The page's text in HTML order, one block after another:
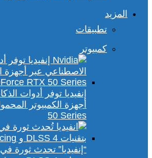
المزيد
تطبيقات
كمبيوتر
إنفيديا توفر أدوات
50 Series
“إنفيديا” تحدث ثورة